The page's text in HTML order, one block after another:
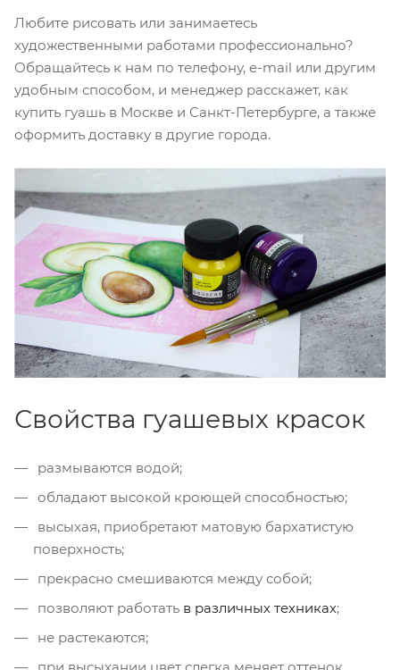
Любите рисовать или занимаетесь
художественными работами профессионально?
Обращайтесь к нам по телефону, e-mail или другим
удобным способом, и менеджер расскажет, как
купить гуашь в Москве и Санкт-Петербурге, а также
оформить доставку в другие города.
Свойства гуашевых красок
размываются водой;
обладают высокой кроющей способностью;
высыхая, приобретают матовую бархатистую
поверхность;
прекрасно смешиваются между собой;
позволяют работать в различных техниках;
не растекаются;